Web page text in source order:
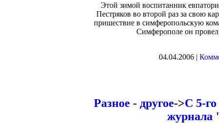
Этой зимой воспитанник
Пестряков во второй раз за свою
пришествие в симферопольскую
Симферополе он провел
04.04.2006 |
Разное - другое->C 5-
журнала